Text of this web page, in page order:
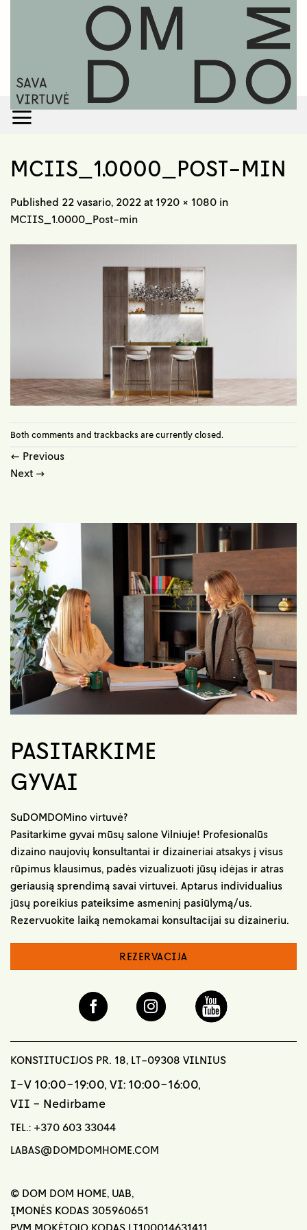
MCIIS_1.0000_POST-MIN
Published 22 vasario, 2022 at 1920 × 1080 in
MCIIS_1.0000_Post-min
Both comments and trackbacks are currently closed.
← Previous
Next →
PASITARKIME
GYVAI
SuDOMDOMino virtuvė?
Pasitarkime gyvai mūsų salone Vilniuje! Profesionalūs
dizaino naujovių konsultantai ir dizaineriai atsakys į visus
rūpimus klausimus, padės vizualizuoti jūsų idėjas ir atras
geriausią sprendimą savai virtuvei. Aptarus individualius
jūsų poreikius pateiksime asmeninį pasiūlymą/us.
Rezervuokite laiką nemokamai konsultacijai su dizaineriu.
REZERVACIJA
KONSTITUCIJOS PR. 18, LT-09308 VILNIUS
I-V 10:00-19:00, VI: 10:00-16:00,
VII - Nedirbame
TEL.: +370 603 33044
LABAS@DOMDOMHOME.COM
© DOM DOM HOME, UAB,
ĮMONĖS KODAS 305960651
PVM MOKĖTOJO KODAS LT100014631411